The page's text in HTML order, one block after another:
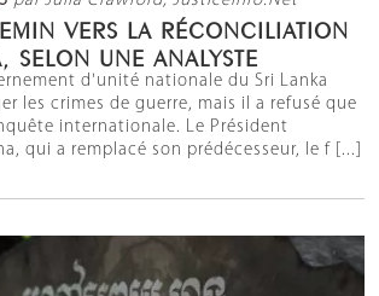
VERS LA RÉCONCILIATION
SELON UNE ANALYSTE
d'unité nationale du Sri Lanka
les crimes de guerre, mais il a refusé que
internationale. Le Président
qui a remplacé son prédécesseur, le f [...]